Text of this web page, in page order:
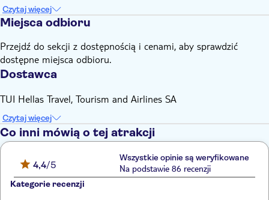
Czytaj więcej
Miejsca odbioru
Przejdź do sekcji z dostępnością i cenami, aby sprawdzić
dostępne miejsca odbioru.
Dostawca
TUI Hellas Travel, Tourism and Airlines SA
Czytaj więcej
Co inni mówią o tej atrakcji
4,4/5
Wszystkie opinie są weryfikowane
Na podstawie 86 recenzji
Kategorie recenzji